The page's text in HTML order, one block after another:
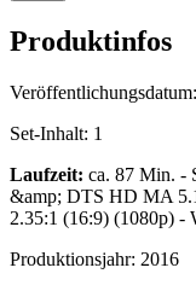
Produktinfos
Veröffentlichungsdatum:
Set-Inhalt: 1
Laufzeit: ca. 87 Min. -
&amp; DTS HD MA
2.35:1 (16:9) (1080p) -
Produktionsjahr: 2016